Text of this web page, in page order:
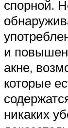
спорной.
и
акне,
которые
никаких